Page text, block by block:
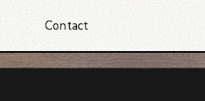
Contact